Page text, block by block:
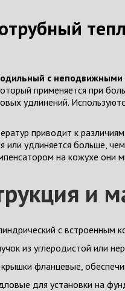
с
применяется при
удлинений.
приводит к
или удлиняется больше,
на кожухе они
и
с встроенным
из углеродистой или
фланцевые,
для установки на